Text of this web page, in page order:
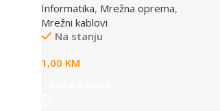
Informatika, Mrežna oprema,
Mrežni kablovi
Na stanju
1,00 KM